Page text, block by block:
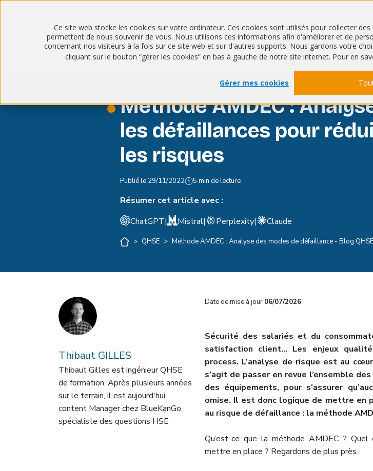
Ce site web stocke les cookies sur votre ordinateur. Ces cookies sont utilisés pour collecter
permettent de nous souvenir de vous. Nous utilisons ces informations afin d'améliorer et de
concernant nos visiteurs à la fois sur ce site web et sur d'autres supports. Nous gardons votre
cliquant sur le bouton “gérer les cookies” en bas à gauche de notre site internet. Pour en
Gérer mes cookies
Méthode AMDEC :
les défaillances pour
les risques
Publié le 29/11/2022 5 min de lecture
Résumer cet article avec :
ChatGPT| Mistral| Perplexity| Claude
> QHSE > Méthode AMDEC : Analyse des modes de défaillance - Blog QHSE
Thibaut GILLES
Thibaut Gilles est ingénieur QHSE
de formation. Après plusieurs années
sur le terrain, il est aujourd'hui
content Manager chez BlueKanGo,
spécialiste des questions HSE
Date de mise à jour 06/07/2026
Sécurité des salariés et du
satisfaction client… Les enjeux
process. L’analyse de risque est au
s’agit de passer en revue l’ensemble
des équipements, pour s'assurer
omise. Il est donc logique de mettre en
au risque de défaillance : la méthode
Qu’est-ce que la méthode AMDEC ?
mettre en place ? Regardons de plus près.